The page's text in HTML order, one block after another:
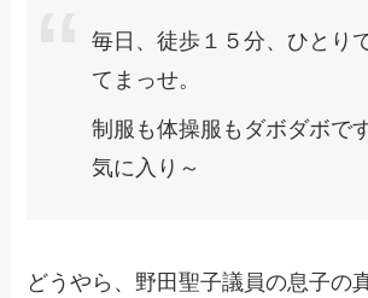
毎日、徒歩１５分、ひとり
てまっせ。
制服も体操服もダボダボで
気に入り～
どうやら、野田聖子議員の息子の